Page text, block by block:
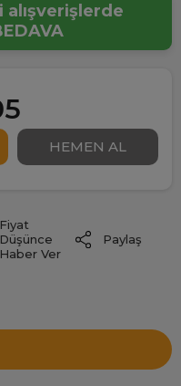
alışverişlerde
Fiyat
Düşünce
Haber Ver
Paylaş